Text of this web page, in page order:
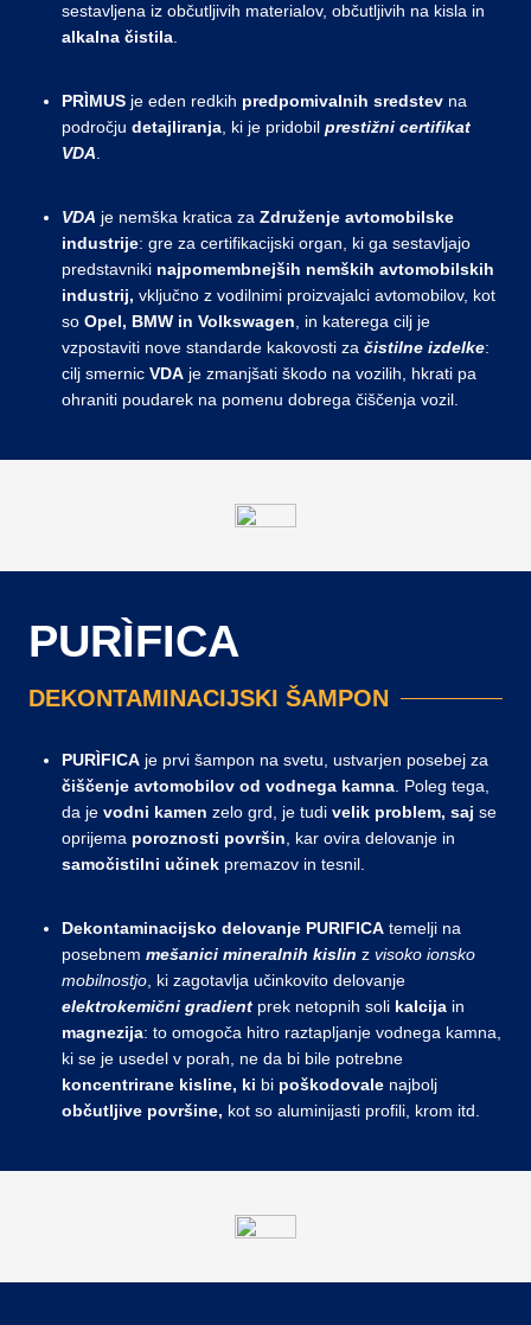
sestavljena iz občutljivih materialov, občutljivih na kisla in
alkalna čistila.
PRÌMUS je eden redkih predpomivalnih sredstev na
področju detajliranja, ki je pridobil prestižni certifikat
VDA.
VDA je nemška kratica za Združenje avtomobilske
industrije: gre za certifikacijski organ, ki ga sestavljajo
predstavniki najpomembnejših nemških avtomobilskih
industrij, vključno z vodilnimi proizvajalci avtomobilov, kot
so Opel, BMW in Volkswagen, in katerega cilj je
vzpostaviti nove standarde kakovosti za čistilne izdelke:
cilj smernic VDA je zmanjšati škodo na vozilih, hkrati pa
ohraniti poudarek na pomenu dobrega čiščenja vozil.
PURÌFICA
DEKONTAMINACIJSKI ŠAMPON
PURÌFICA je prvi šampon na svetu, ustvarjen posebej za
čiščenje avtomobilov od vodnega kamna . Poleg tega,
da je vodni kamen zelo grd, je tudi velik problem, saj se
oprijema poroznosti površin , kar ovira delovanje in
samočistilni učinek premazov in tesnil.
Dekontaminacijsko delovanje PURIFICA temelji na
posebnem mešanici mineralnih kislin z visoko ionsko
mobilnostjo , ki zagotavlja učinkovito delovanje
elektrokemični gradient prek netopnih soli kalcija in
magnezija: to omogoča hitro raztapljanje vodnega kamna,
ki se je usedel v porah, ne da bi bile potrebne
koncentrirane kisline, ki bi poškodovale najbolj
občutljive površine, kot so aluminijasti profili, krom itd.